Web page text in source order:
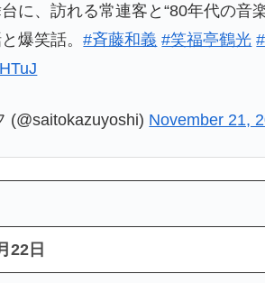
に、訪れる常連客と“80年代の音
爆笑話。#斉藤和義 #笑福亭鶴光
(@saitokazuyoshi) November 21,
22日